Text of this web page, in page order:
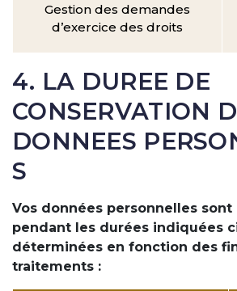
Gestion des demandes
d’exercice des droits
4. LA DUREE DE
CONSERVATION
DONNEES
S
Vos données personnelles sont
pendant les durées indiquées
déterminées en fonction des
traitements :